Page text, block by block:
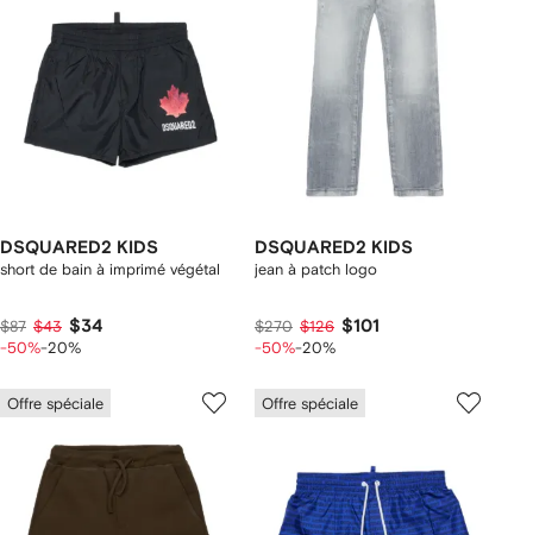
DSQUARED2 KIDS
short de bain à imprimé végétal
$87 $43 $34
-50%-20%
DSQUARED2 KIDS
jean à patch logo
$270 $126 $101
-50%-20%
Offre spéciale Offre spéciale